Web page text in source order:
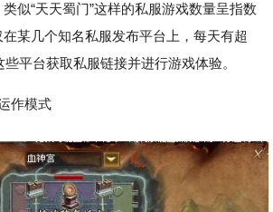
似“天天蜀门”这样的私服游戏数量呈指数
某几个知名私服发布平台上，每天有超
平台获取私服链接并进行游戏体验。
作模式